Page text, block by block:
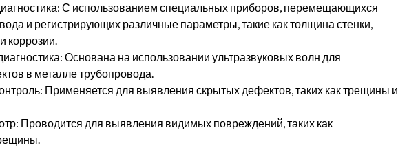
С использованием специальных приборов, перемещающихся
и регистрирующих различные параметры, такие как толщина стенки,
коррозии.
Основана на использовании ультразвуковых волн для
в металле трубопровода.
Применяется для выявления скрытых дефектов, таких как трещины и
Проводится для выявления видимых повреждений, таких как